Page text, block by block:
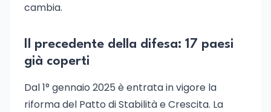
cambia.
Il precedente della difesa: 17 paesi
già coperti
Dal 1° gennaio 2025 è entrata in vigore la
riforma del Patto di Stabilità e Crescita. La